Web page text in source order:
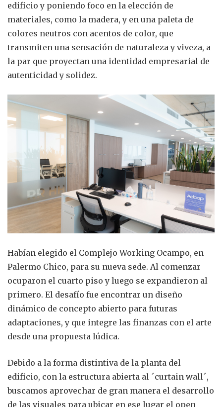
edificio y poniendo foco en la elección de
materiales, como la madera, y en una paleta de
colores neutros con acentos de color, que
transmiten una sensación de naturaleza y viveza, a
la par que proyectan una identidad empresarial de
autenticidad y solidez.
Habían elegido el Complejo Working Ocampo, en
Palermo Chico, para su nueva sede. Al comenzar
ocuparon el cuarto piso y luego se expandieron al
primero. El desafío fue encontrar un diseño
dinámico de concepto abierto para futuras
adaptaciones, y que integre las finanzas con el arte
desde una propuesta lúdica.
Debido a la forma distintiva de la planta del
edificio, con la estructura abierta al ´curtain wall´,
buscamos aprovechar de gran manera el desarrollo
de las visuales para ubicar en ese lugar el open